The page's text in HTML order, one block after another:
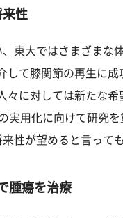
来性
、東大ではさまざまな
して膝関節の再生に
々に対しては新たな希
実用化に向けて研究
来性が望めると言って
腫瘍を治療